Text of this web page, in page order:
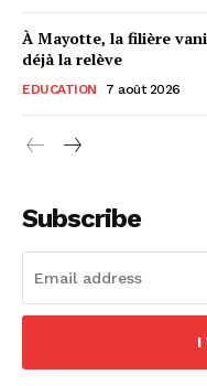
À Mayotte, la filière
déjà la relève
EDUCATION 7 août 2026
Subscribe
I